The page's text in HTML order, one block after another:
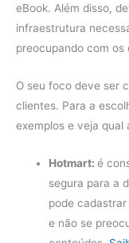
eBook. Além disso,
infraestrutura
preocupando com os
O seu foco deve ser
clientes. Para a
exemplos e veja qual
Hotmart:é
segura para a
pode
e não se